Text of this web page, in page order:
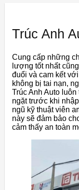
Trúc Anh
Cung cấp những
lượng tốt nhất
đuổi và cam kết
không bị tai nạn,
Trúc Anh Auto
ngặt trước khi
ngũ kỹ thuật viên
này sẽ đảm bảo
cảm thấy an toàn